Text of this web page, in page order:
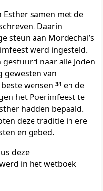
samen met de
Daarin
steun aan Mordechaiʼs
werd ingesteld.
naar alle Joden
gewesten van
wensen 31 en de
het Poerimfeest te
hadden bepaald.
deze traditie in ere
en gebed.
deze
in het wetboek